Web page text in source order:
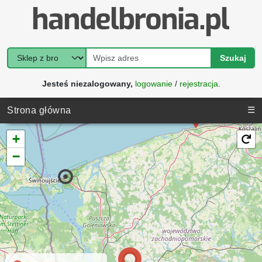
Szukaj
Jesteś niezalogowany, logowanie/ rejestracja
Strona główna ☰
+
−